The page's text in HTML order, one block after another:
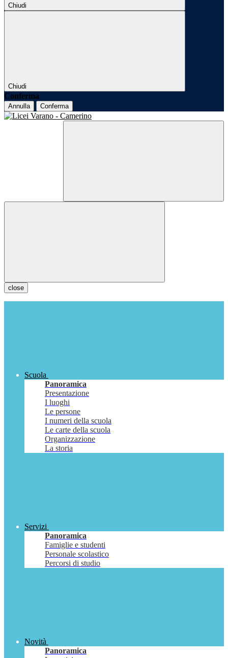
Chiudi
Chiudi
Conferma
Annulla Conferma
close
Scuola
Panoramica
Presentazione
I luoghi
Le persone
I numeri della scuola
Le carte della scuola
Organizzazione
La storia
Servizi
Panoramica
Famiglie e studenti
Personale scolastico
Percorsi di studio
Novità
Panoramica